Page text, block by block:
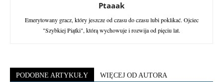
Ptaaak
Emerytowany gracz, który jeszcze od czasu do czasu lubi poklikać. Ojciec
"Szybkiej Piątki", którą wychowuje i rozwija od pięciu lat.
PODOBNE ARTYKUŁY WIĘCEJ OD AUTORA